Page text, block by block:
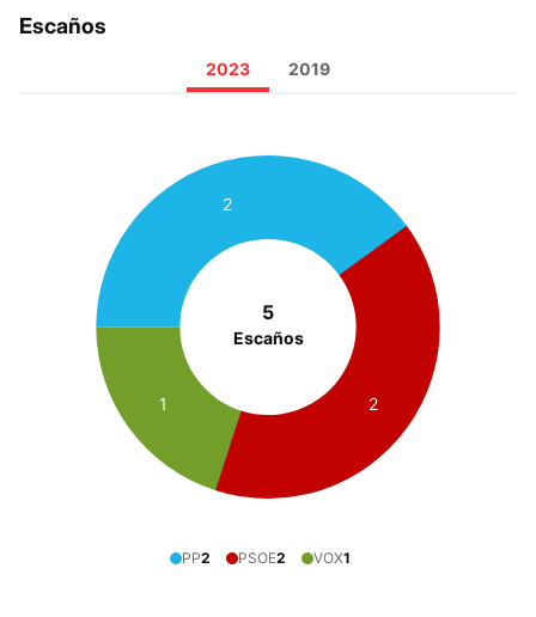
Escaños
2023 2019
5
Escaños
2
2
1
PP2 PSOE2 VOX1